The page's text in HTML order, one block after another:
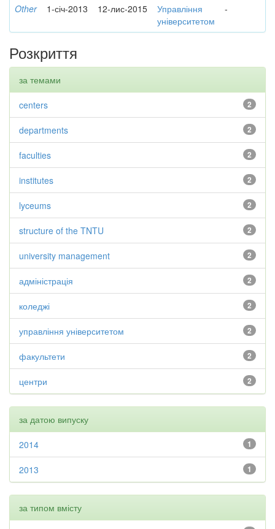
Other 1-січ-2013 12-лис-2015
Управління
університетом
-
Розкриття
за темами
2
centers
2
departments
2
faculties
2
institutes
2
lyceums
2
structure of the TNTU
2
university management
2
адміністрація
2
коледжі
2
управління університетом
2
факультети
2
центри
за датою випуску
1
2014
1
2013
за типом вмісту